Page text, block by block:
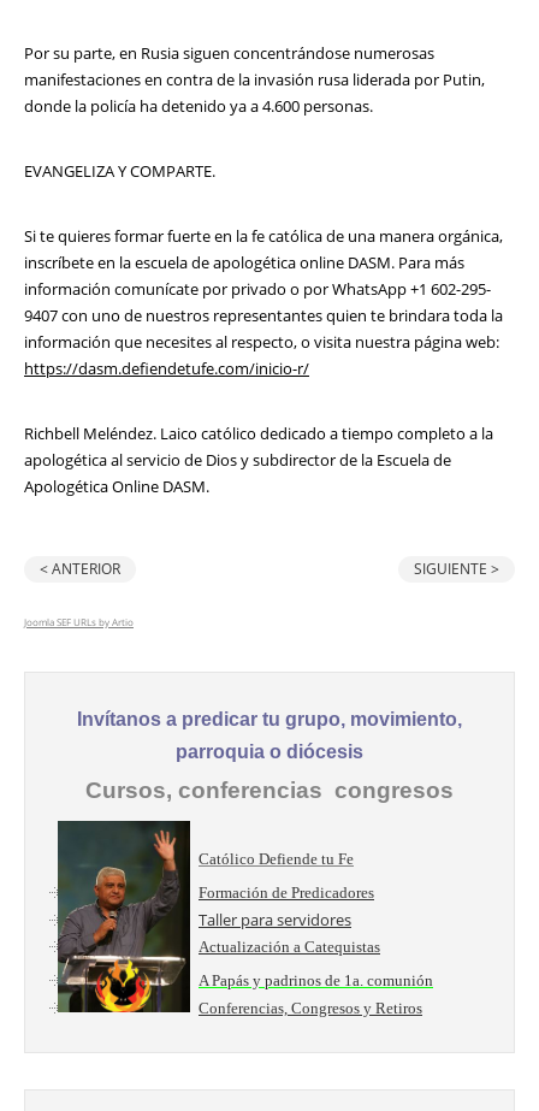
Por su parte, en Rusia siguen concentrándose numerosas
manifestaciones en contra de la invasión rusa liderada por Putin,
donde la policía ha detenido ya a 4.600 personas.
EVANGELIZA Y COMPARTE.
Si te quieres formar fuerte en la fe católica de una manera orgánica,
inscríbete en la escuela de apologética online DASM. Para más
información comunícate por privado o por WhatsApp +1 602-295-
9407 con uno de nuestros representantes quien te brindara toda la
información que necesites al respecto, o visita nuestra página web:
https://dasm.defiendetufe.com/inicio-r/
Richbell Meléndez. Laico católico dedicado a tiempo completo a la
apologética al servicio de Dios y subdirector de la Escuela de
Apologética Online DASM.
< ANTERIOR SIGUIENTE >
Joomla SEF URLs by Artio
Invítanos a predicar tu grupo, movimiento,
parroquia o diócesis
Cursos, conferencias congresos
Católico Defiende tu Fe
Formación de Predicadores
Taller para servidores
Actualización a Catequistas
A Papás y padrinos de 1a. comunión
Conferencias, Congresos y Retiros